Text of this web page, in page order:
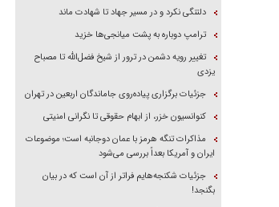
دلتنگی نکرد و در مسیر جهاد تا شهادت ماند
ترامپ دوباره به پشت میانجی‌ها خزید
تغییر رویه دشمن در ترور از شیخ فضل‌الله تا مصباح
یزدی
جزئیات برگزاری پیاده‌روی جاماندگان اربعین در تهران
کنوانسیون خزر، از ابهام حقوقی تا نگرانی امنیتی
مذاکرات تنگه هرمز با عمان دوجانبه است؛ موضوعات
ایران و آمریکا بعداً بررسی می‌شود
جزئیات شکنجه‌هایم فراتر از آن است که در بیان
بگنجد!